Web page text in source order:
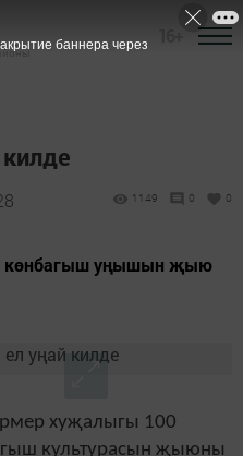
1149 0 0
көнбагыш уңышын җыю
хуҗалыгы 100
культурасын җыюны
баннера через